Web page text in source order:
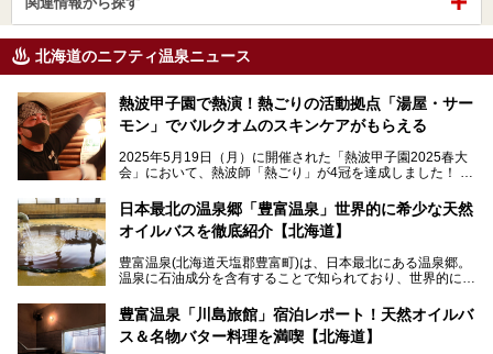
北海道のニフティ温泉ニュース
熱波甲子園で熱演！熱ごりの活動拠点「湯屋・サー
モン」でバルクオムのスキンケアがもらえる
2025年5月19日（月）に開催された「熱波甲子園2025春大
会」において、熱波師「熱ごり」が4冠を達成しました！
動拠点である北海道の銭湯「湯屋・サーモン」にて、メンズ
スキンケアブランド バルクオムの「ONE DAY KIT」を数量
限定でプレゼントいたします。
で、ぜひお試しください。※6月13日配布開始、なくなり次
第終了
───
提供元：株式会社バルクオム【PR】
この記事は株式会社バルクオム商品のPR記事です。
日本最北の温泉郷「豊富温泉」世界的に希少な天然
オイルバスを徹底紹介【北海道】
豊富温泉(北海道天塩郡豊富町)は、日本最北にある温泉郷。
温泉に石油成分を含有することで知られており、世界的にも
に特効があると言われ、遠隔地ながらも全国から湯治・療養
目的で多くの人々が訪れます。
豊富温泉「川島旅館」宿泊レポート！天然オイルバ
ス＆名物バター料理を満喫【北海道】